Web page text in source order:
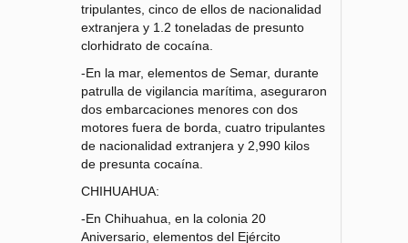
tripulantes, cinco de ellos de nacionalidad
extranjera y 1.2 toneladas de presunto
clorhidrato de cocaína.
-En la mar, elementos de Semar, durante
patrulla de vigilancia marítima, aseguraron
dos embarcaciones menores con dos
motores fuera de borda, cuatro tripulantes
de nacionalidad extranjera y 2,990 kilos
de presunta cocaína.
CHIHUAHUA:
-En Chihuahua, en la colonia 20
Aniversario, elementos del Ejército